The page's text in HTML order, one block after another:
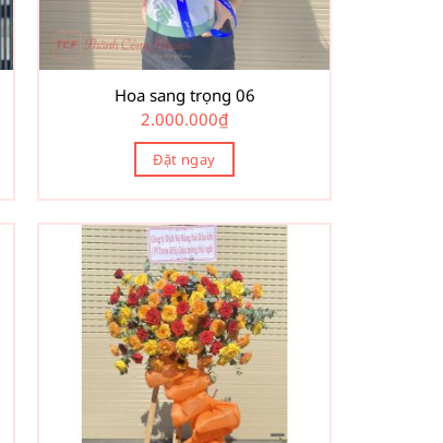
Hoa sang trọng 06
2.000.000₫
Đặt ngay